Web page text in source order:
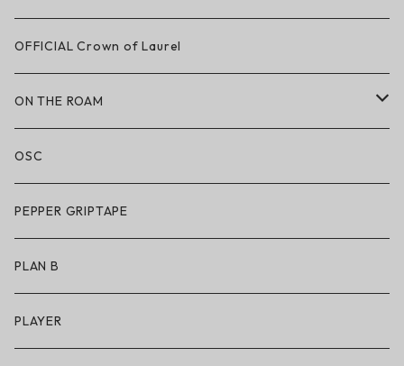
LAKAI × CHOCOLATE
LAKAI × RIPNDIP
シューズ
アパレル
アクセサリー
キッズシューズ
OFFICIAL Crown of Laurel
ON THE ROAM
アパレル
サングラス
アンダーウェア
シューズ
OSC
PEPPER GRIPTAPE
PLAN B
PLAYER